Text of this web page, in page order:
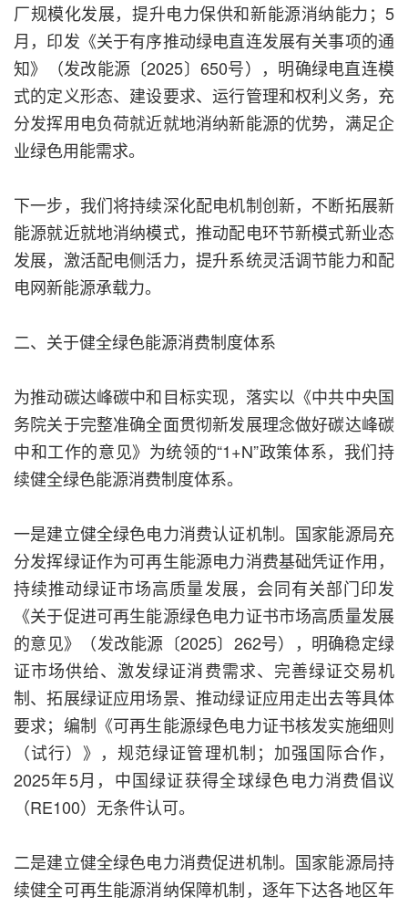
厂规模化发展，提升电力保供和新能源消纳能力；5
月，印发《关于有序推动绿电直连发展有关事项的通
知》（发改能源〔2025〕650号），明确绿电直连模
式的定义形态、建设要求、运行管理和权利义务，充
分发挥用电负荷就近就地消纳新能源的优势，满足企
业绿色用能需求。
下一步，我们将持续深化配电机制创新，不断拓展新
能源就近就地消纳模式，推动配电环节新模式新业态
发展，激活配电侧活力，提升系统灵活调节能力和配
电网新能源承载力。
二、关于健全绿色能源消费制度体系
为推动碳达峰碳中和目标实现，落实以《中共中央国
务院关于完整准确全面贯彻新发展理念做好碳达峰碳
中和工作的意见》为统领的“1+N”政策体系，我们持
续健全绿色能源消费制度体系。
一是建立健全绿色电力消费认证机制。国家能源局充
分发挥绿证作为可再生能源电力消费基础凭证作用，
持续推动绿证市场高质量发展，会同有关部门印发
《关于促进可再生能源绿色电力证书市场高质量发展
的意见》（发改能源〔2025〕262号），明确稳定绿
证市场供给、激发绿证消费需求、完善绿证交易机
制、拓展绿证应用场景、推动绿证应用走出去等具体
要求；编制《可再生能源绿色电力证书核发实施细则
（试行）》，规范绿证管理机制；加强国际合作，
2025年5月，中国绿证获得全球绿色电力消费倡议
（RE100）无条件认可。
二是建立健全绿色电力消费促进机制。国家能源局持
续健全可再生能源消纳保障机制，逐年下达各地区年